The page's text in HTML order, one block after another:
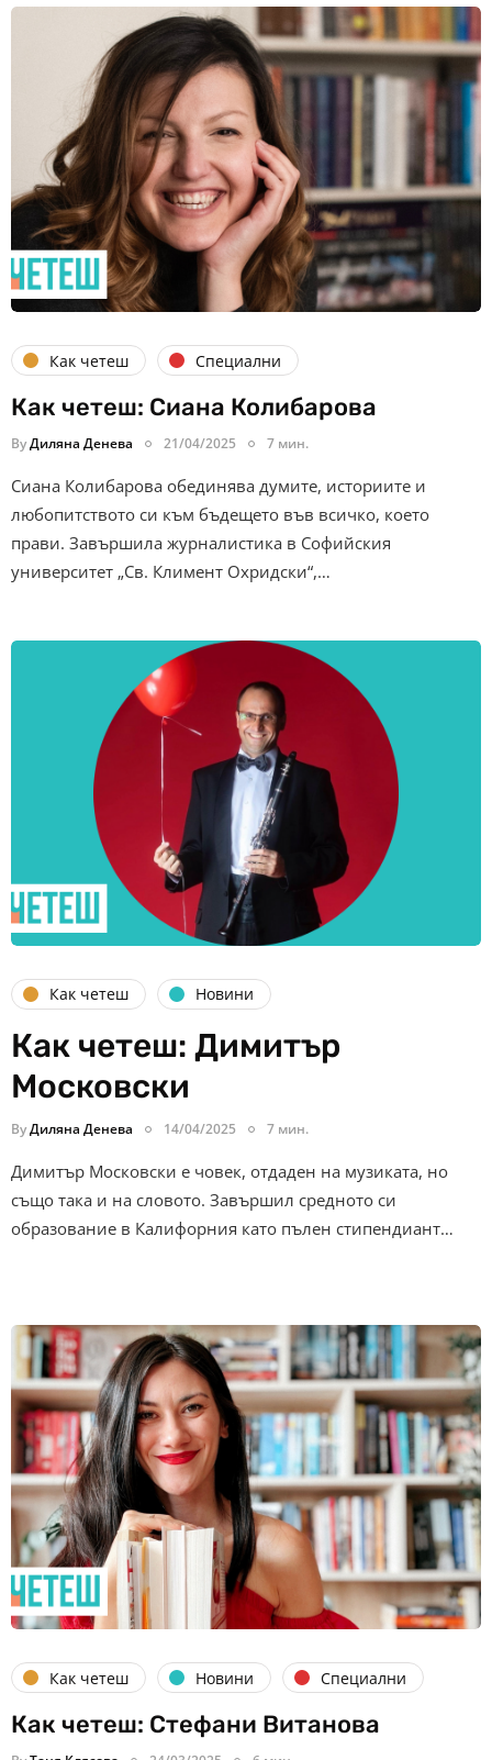
Как четеш Специални
Как четеш: Сиана Колибарова
ByДиляна Денева 21/04/2025 7 мин.
Сиана Колибарова обединява думите, историите и
любопитството си към бъдещето във всичко, което
прави. Завършила журналистика в Софийския
университет „Св. Климент Охридски“,…
Как четеш Новини
Как четеш: Димитър
Московски
ByДиляна Денева 14/04/2025 7 мин.
Димитър Московски е човек, отдаден на музиката, но
също така и на словото. Завършил средното си
образование в Калифорния като пълен стипендиант…
Как четеш Новини Специални
Как четеш: Стефани Витанова